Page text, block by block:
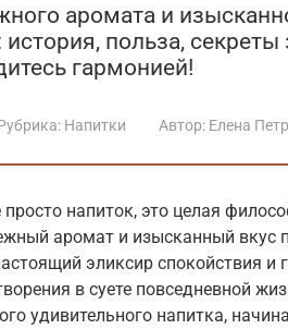
аромата и
польза,
гармонией!
Напитки Автор: Елена
напиток, это целая
аромат и изысканный вкус
эликсир спокойствия и
в суете повседневной
удивительного напитка,